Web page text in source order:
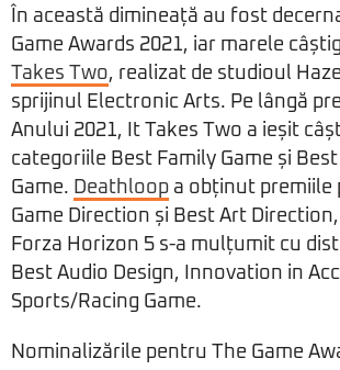
În această dimineață au fost
Game Awards 2021, iar marele
Takes Two, realizat de studioul
sprijinul Electronic Arts. Pe lângă
Anului 2021, It Takes Two a ieșit
categoriile Best Family Game și
Game. Deathloop a obținut premiile
Game Direction și Best Art
Forza Horizon 5 s-a mulțumit cu
Best Audio Design, Innovation in
Sports/Racing Game.
Nominalizările pentru The Game